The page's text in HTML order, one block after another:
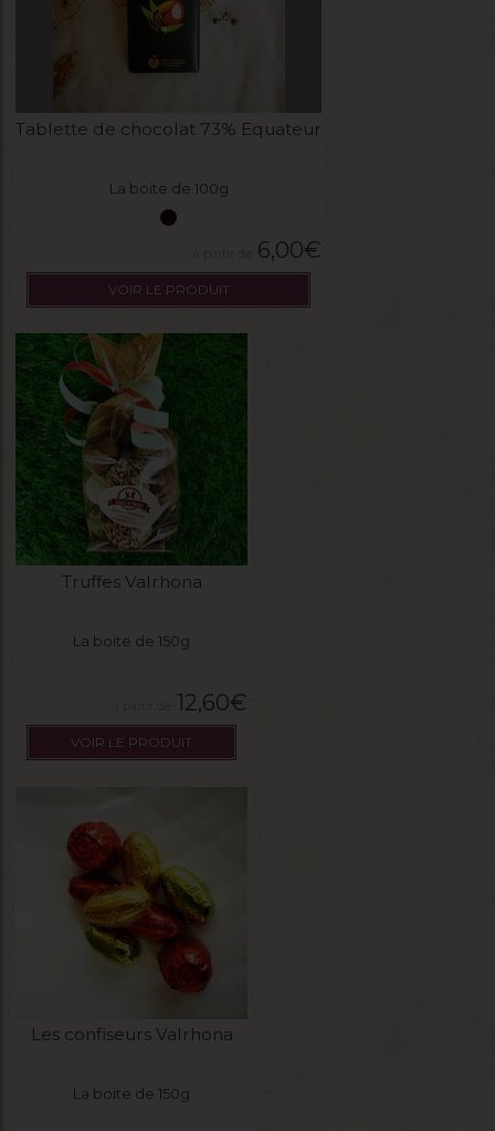
Tablette de chocolat 73% Equateur
La boite de 100g
6,00€
VOIR LE PRODUIT
Truffes Valrhona
La boite de 150g
12,60€
VOIR LE PRODUIT
Les confiseurs Valrhona
La boite de 150g